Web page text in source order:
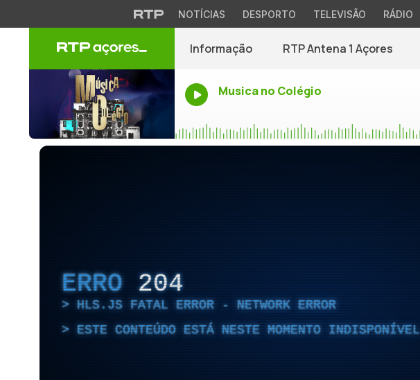
NOTÍCIAS DESPORTO TELEVISÃO RÁDIO
Informação RTP Antena 1 Açores
Musica no Colégio
ERRO 204
HLS.JS FATAL ERROR - NETWORK ERROR
ESTE CONTEÚDO ESTÁ NESTE MOMENTO INDISPONÍVEL